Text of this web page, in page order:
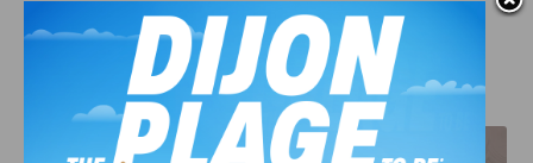
vous sur le site internet Divia Mobilités
J'AIME LE DFCO